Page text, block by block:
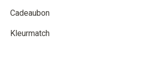
Cadeaubon
Kleurmatch